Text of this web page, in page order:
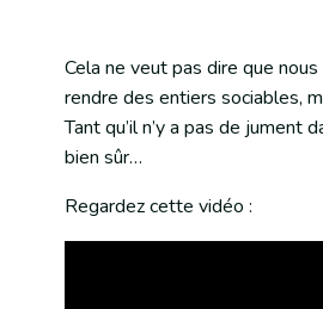
Cela ne veut pas dire que
rendre des entiers sociables,
Tant qu’il n’y a pas de jument
bien sûr…
Regardez cette vidéo :